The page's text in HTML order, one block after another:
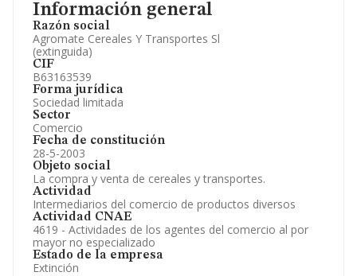
Información general
Razón social
Agromate Cereales Y Transportes Sl
(extinguida)
CIF
B63163539
Forma jurídica
Sociedad limitada
Sector
Comercio
Fecha de constitución
28-5-2003
Objeto social
La compra y venta de cereales y transportes.
Actividad
Intermediarios del comercio de productos diversos
Actividad CNAE
4619 - Actividades de los agentes del comercio al por
mayor no especializado
Estado de la empresa
Extinción
Artículos de prensa publicados sobre la empresa.
Información oficial y registral complementaria.